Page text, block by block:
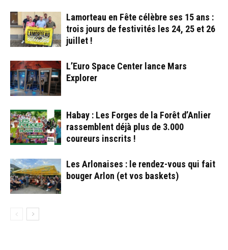
Lamorteau en Fête célèbre ses 15 ans :
trois jours de festivités les 24, 25 et 26
juillet !
L’Euro Space Center lance Mars
Explorer
Habay : Les Forges de la Forêt d’Anlier
rassemblent déjà plus de 3.000
coureurs inscrits !
Les Arlonaises : le rendez-vous qui fait
bouger Arlon (et vos baskets)